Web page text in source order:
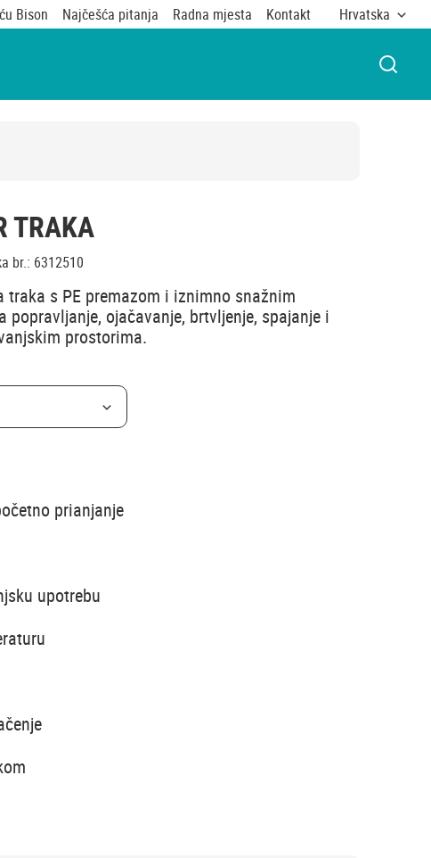
Bison Najčešća pitanja Radna mjesta Kontakt Hrvatska
TRAKA
br.: 6312510
s PE premazom i iznimno snažnim
popravljanje, ojačavanje, brtvljenje, spajanje i
prostorima.
prianjanje
upotrebu